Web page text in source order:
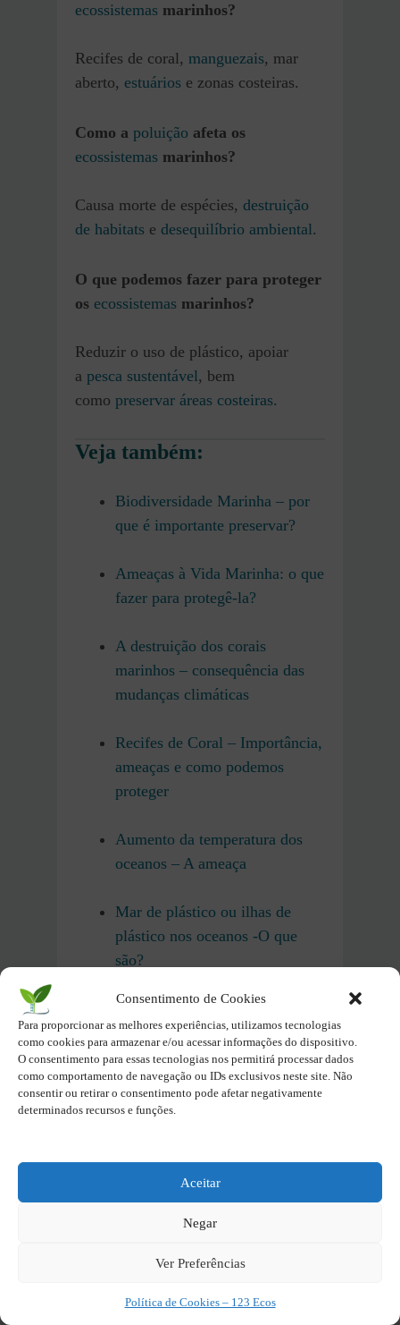
Consentimento de Cookies
Para proporcionar as melhores experiências, utilizamos tecnologias
como cookies para armazenar e/ou acessar informações do dispositivo.
O consentimento para essas tecnologias nos permitirá processar dados
como comportamento de navegação ou IDs exclusivos neste site. Não
consentir ou retirar o consentimento pode afetar negativamente
determinados recursos e funções.
Aceitar
Negar
Ver Preferências
Política de Cookies – 123 Ecos
ecossistemas marinhos?
Recifes de coral, manguezais, mar
aberto, estuários e zonas costeiras.
Como a poluição afeta os
ecossistemas marinhos?
Causa morte de espécies, destruição
de habitats e desequilíbrio ambiental.
O que podemos fazer para proteger
os ecossistemas marinhos?
Reduzir o uso de plástico, apoiar
a pesca sustentável, bem
como preservar áreas costeiras.
Veja também:
Biodiversidade Marinha – por
que é importante preservar?
Ameaças à Vida Marinha: o que
fazer para protegê-la?
A destruição dos corais
marinhos – consequência das
mudanças climáticas
Recifes de Coral – Importância,
ameaças e como podemos
proteger
Aumento da temperatura dos
oceanos – A ameaça
Mar de plástico ou ilhas de
plástico nos oceanos -O que
são?
Biologia Marinha – O que é,
importância, desafios e futuro
A destruição dos corais
marinhos – consequência das
Reservas Marinhas do Brasil –
Unidades de conservação
Marinhas: Por que é